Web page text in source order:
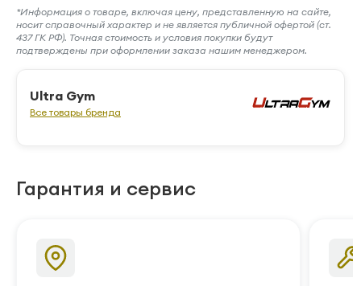
*Информация о товаре, включая цену, представленную на сайте,
носит справочный характер и не является публичной офертой (ст.
437 ГК РФ). Точная стоимость и условия покупки будут
подтверждены при оформлении заказа нашим менеджером.
Ultra Gym
Все товары бренда
Гарантия и сервис